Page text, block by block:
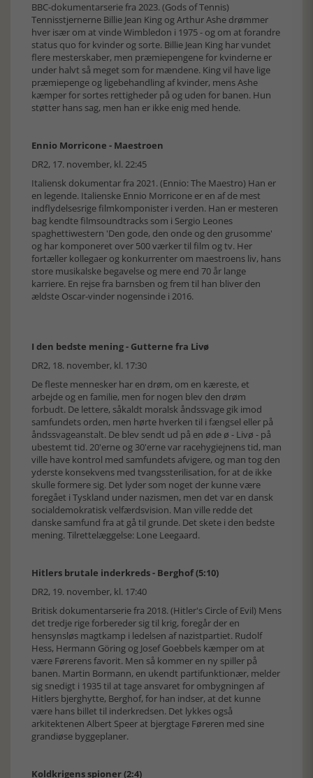
BBC-dokumentarserie fra 2023. (Gods of Tennis)
Tennisstjernerne Billie Jean King og Arthur Ashe drømmer
hver især om at vinde Wimbledon i 1975 - og om at forandre
status quo for kvinder og sorte. Billie Jean King har vundet
flere mesterskaber, men præmiepengene for kvinderne er
under halvt så meget som for mændene. King vil have lige
præmiepenge og ligebehandling af kvinder, mens Ashe
kæmper for sortes rettigheder på og uden for banen. Hun
støtter hans sag, men han er ikke enig med hende.
Ennio Morricone - Maestroen
DR2, 17. november, kl. 22:45
Italiensk dokumentar fra 2021. (Ennio: The Maestro) Han er
en legende. Italienske Ennio Morricone er en af de mest
indflydelsesrige filmkomponister i verden. Han er mesteren
bag kendte filmsoundtracks som i Sergio Leones
spaghettiwestern 'Den gode, den onde og den grusomme'
og har komponeret over 500 værker til film og tv. Her
fortæller kollegaer og konkurrenter om maestroens liv, hans
store musikalske begavelse og mere end 70 år lange
karriere. En rejse fra barnsben og frem til han bliver den
ældste Oscar-vinder nogensinde i 2016.
I den bedste mening - Gutterne fra Livø
DR2, 18. november, kl. 17:30
De fleste mennesker har en drøm, om en kæreste, et
arbejde og en familie, men for nogen blev den drøm
forbudt. De lettere, såkaldt moralsk åndssvage gik imod
samfundets orden, men hørte hverken til i fængsel eller på
åndssvageanstalt. De blev sendt ud på en øde ø - Livø - på
ubestemt tid. 20'erne og 30'erne var racehygiejnens tid, man
ville have kontrol med samfundets afvigere, og man tog den
yderste konsekvens med tvangssterilisation, for at de ikke
skulle formere sig. Det lyder som noget der kunne være
foregået i Tyskland under nazismen, men det var en dansk
socialdemokratisk velfærdsvision. Man ville redde det
danske samfund fra at gå til grunde. Det skete i den bedste
mening. Tilrettelæggelse: Lone Leegaard.
Hitlers brutale inderkreds - Berghof (5:10)
DR2, 19. november, kl. 17:40
Britisk dokumentarserie fra 2018. (Hitler's Circle of Evil) Mens
det tredje rige forbereder sig til krig, foregår der en
hensynsløs magtkamp i ledelsen af nazistpartiet. Rudolf
Hess, Hermann Göring og Josef Goebbels kæmper om at
være Førerens favorit. Men så kommer en ny spiller på
banen. Martin Bormann, en ukendt partifunktionær, melder
sig snedigt i 1935 til at tage ansvaret for ombygningen af
Hitlers bjerghytte, Berghof, for han indser, at det kunne
være hans billet til inderkredsen. Det lykkes også
arkitektenen Albert Speer at bjergtage Føreren med sine
grandiøse byggeplaner.
Koldkrigens spioner (2:4)